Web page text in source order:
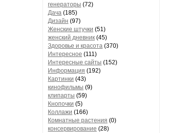
генераторы (72)
Дача (185)
Дизайн (97)
Женские штучки (51)
женский дневник (45)
Здоровье и красота (370)
Интересное (111)
Интересные сайты (152)
Информация (192)
Картинки (43)
кинофильмы (9)
клипарты (59)
Кнопочки (5)
Коллажи (166)
Комнатные растения (0)
консервирование (28)